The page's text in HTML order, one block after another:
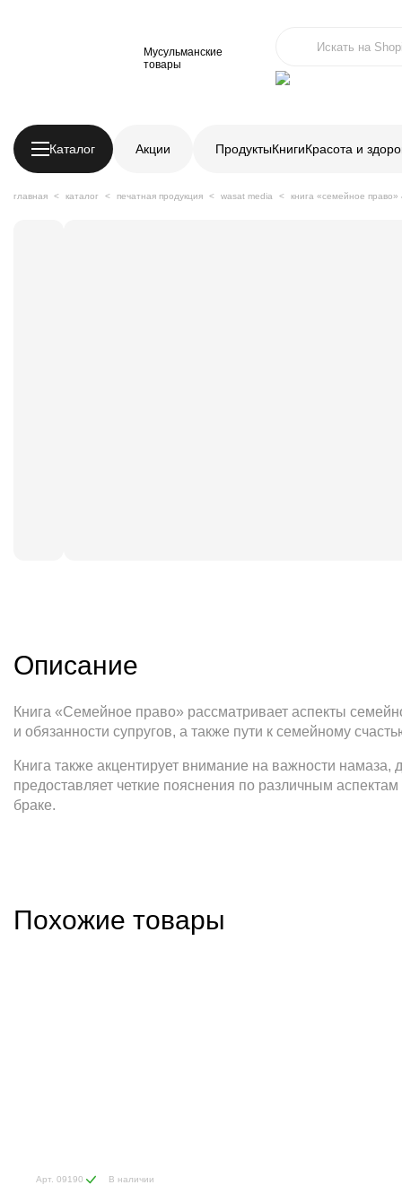
Мусульманские
товары
Каталог Акции ПродуктыКнигиКрасота и
главная каталог печатная продукция wasat media книга «семейное
Описание
Книга «Семейное право» рассматривает аспекты
и обязанности супругов, а также пути к семейному
Книга также акцентирует внимание на важности
предоставляет четкие пояснения по различным
браке.
Похожие товары
Арт. 09190 В наличии